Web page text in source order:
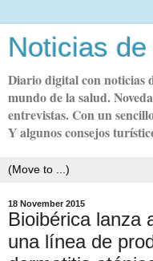
Noticias
Diario digital con noticias
mundo de la salud.
entrevistas. Con un
Y algunos consejos
18 November 2015
Bioibérica lanza
una línea de